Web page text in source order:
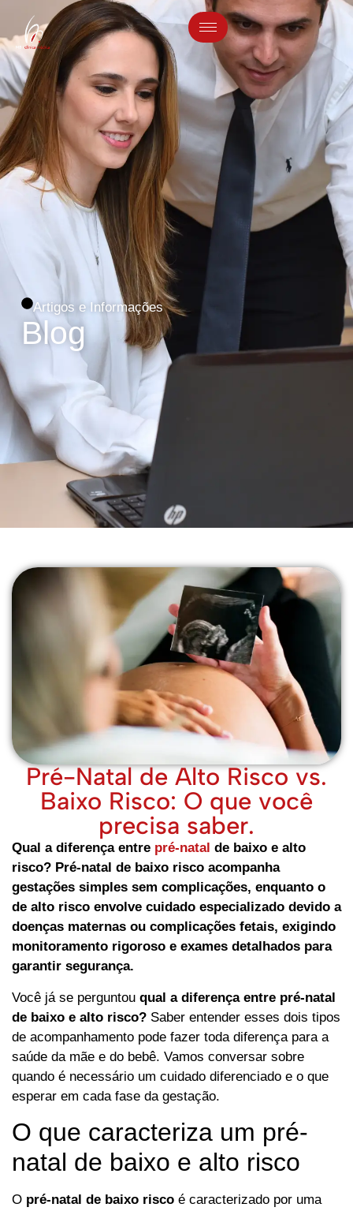
Artigos e Informações
Blog
Pré-Natal de Alto Risco vs.
Baixo Risco: O que você
precisa saber.
Qual a diferença entre pré-natal de baixo e alto
risco? Pré-natal de baixo risco acompanha
gestações simples sem complicações, enquanto o
de alto risco envolve cuidado especializado devido a
doenças maternas ou complicações fetais, exigindo
monitoramento rigoroso e exames detalhados para
garantir segurança.
Você já se perguntou qual a diferença entre pré-natal
de baixo e alto risco? Saber entender esses dois tipos
de acompanhamento pode fazer toda diferença para a
saúde da mãe e do bebê. Vamos conversar sobre
quando é necessário um cuidado diferenciado e o que
esperar em cada fase da gestação.
O que caracteriza um pré-
natal de baixo e alto risco
O pré-natal de baixo risco é caracterizado por uma